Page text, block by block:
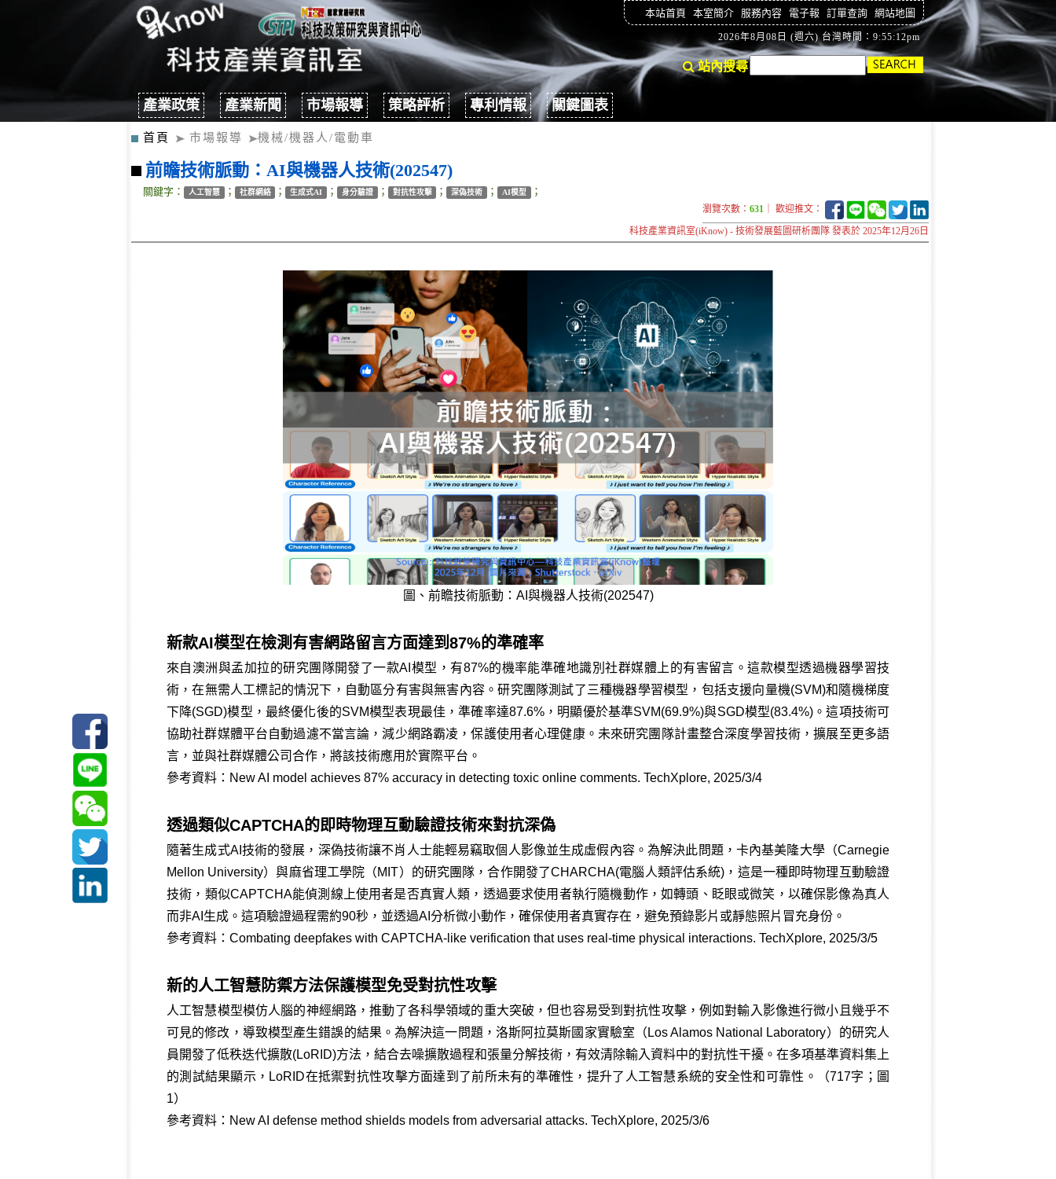
本站首頁 本室簡介 服務內容 電子報 訂單查詢 網站地圖
2026年8月08日 (週六) 台灣時間：9:55:12pm
站內搜尋
產業政策 產業新聞 市場報導 策略評析 專利情報 關鍵圖表
首頁 市場報導 機械/機器人/電動車
前瞻技術脈動：AI與機器人技術(202547)
關鍵字： 人工智慧 ； 社群網絡 ； 生成式AI ； 身分驗證 ； 對抗性攻擊 ； 深偽技術 ； AI模型 ；
瀏覽次數： 631 ｜ 歡迎推文：
科技產業資訊室(iKnow) - 技術發展藍圖研析團隊 發表於 2025年12月26日
圖、前瞻技術脈動：AI與機器人技術(202547)
新款AI模型在檢測有害網路留言方面達到87%的準確率
來自澳洲與孟加拉的研究團隊開發了一款AI模型，有87%的機率能準確地識別社群媒體上的有害留言。這款模型透過機器學習技
術，在無需人工標記的情況下，自動區分有害與無害內容。研究團隊測試了三種機器學習模型，包括支援向量機(SVM)和隨機梯度
下降(SGD)模型，最終優化後的SVM模型表現最佳，準確率達87.6%，明顯優於基準SVM(69.9%)與SGD模型(83.4%)。這項技術可
協助社群媒體平台自動過濾不當言論，減少網路霸凌，保護使用者心理健康。未來研究團隊計畫整合深度學習技術，擴展至更多語
言，並與社群媒體公司合作，將該技術應用於實際平台。
參考資料： New AI model achieves 87% accuracy in detecting toxic online comments. TechXplore, 2025/3/4
透過類似CAPTCHA的即時物理互動驗證技術來對抗深偽
隨著生成式AI技術的發展，深偽技術讓不肖人士能輕易竊取個人影像並生成虛假內容。為解決此問題，卡內基美隆大學（Carnegie
Mellon University）與麻省理工學院（MIT）的研究團隊，合作開發了CHARCHA(電腦人類評估系統)，這是一種即時物理互動驗證
技術，類似CAPTCHA能偵測線上使用者是否真實人類，透過要求使用者執行隨機動作，如轉頭、眨眼或微笑，以確保影像為真人
而非AI生成。這項驗證過程需約90秒，並透過AI分析微小動作，確保使用者真實存在，避免預錄影片或靜態照片冒充身份。
參考資料： Combating deepfakes with CAPTCHA-like verification that uses real-time physical interactions. TechXplore, 2025/3/5
新的人工智慧防禦方法保護模型免受對抗性攻擊
人工智慧模型模仿人腦的神經網路，推動了各科學領域的重大突破，但也容易受到對抗性攻擊，例如對輸入影像進行微小且幾乎不
可見的修改，導致模型產生錯誤的結果。為解決這一問題，洛斯阿拉莫斯國家實驗室（Los Alamos National Laboratory）的研究人
員開發了低秩迭代擴散(LoRID)方法，結合去噪擴散過程和張量分解技術，有效清除輸入資料中的對抗性干擾。在多項基準資料集上
的測試結果顯示，LoRID在抵禦對抗性攻擊方面達到了前所未有的準確性，提升了人工智慧系統的安全性和可靠性。（717字；圖
1）
參考資料： New AI defense method shields models from adversarial attacks. TechXplore, 2025/3/6